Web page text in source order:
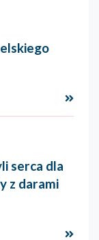
serca dla
z darami